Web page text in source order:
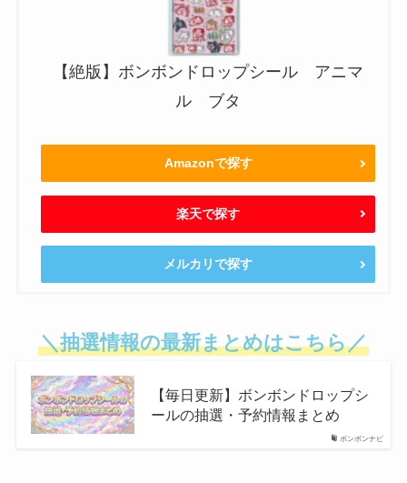
【絶版】ボンボンドロップシール アニマ
ル ブタ
Amazonで探す
楽天で探す
メルカリで探す
＼抽選情報の最新まとめはこちら／
ボンボンナビ
【毎日更新】ボンボンドロップシ
ールの抽選・予約情報まとめ